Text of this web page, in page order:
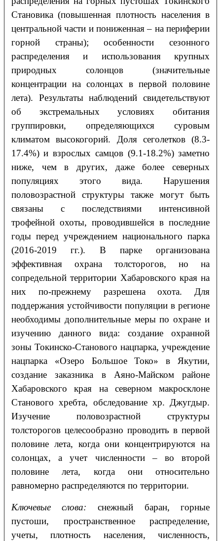
Становика (повышенная плотность населения в
центральной части и пониженная – на периферии
горной страны); особенности сезонного
распределения и использования крупных
природных солонцов (значительные
концентрации на солонцах в первой половине
лета). Результаты наблюдений свидетельствуют
об экстремальных условиях обитания
группировки, определяющихся суровым
климатом высокогорий. Доля сеголетков (8.3-
17.4%) и взрослых самцов (9.1-18.2%) заметно
ниже, чем в других, даже более северных
популяциях этого вида. Нарушения
половозрастной структуры также могут быть
связаны с последствиями интенсивной
трофейной охоты, проводившейся в последние
годы перед учреждением национального парка
(2016-2019 гг.). В парке организована
эффективная охрана толсторогов, но на
сопредельной территории Хабаровского края на
них по-прежнему разрешена охота. Для
поддержания устойчивости популяции в регионе
необходимы дополнительные меры по охране и
изучению данного вида: создание охранной
зоны Токинско-Станового нацпарка, учреждение
нацпарка «Озеро Большое Токо» в Якутии,
создание заказника в Аяно-Майском районе
Хабаровского края на северном макросклоне
Станового хребта, обследование хр. Джугдыр.
Изучение половозрастной структуры
толсторогов целесообразно проводить в первой
половине лета, когда они концентрируются на
солонцах, а учет численности – во второй
половине лета, когда они относительно
равномерно распределяются по территории.
Ключевые слова: снежный баран, горные
пустоши, пространственное распределение,
учеты, плотность населения, численность,